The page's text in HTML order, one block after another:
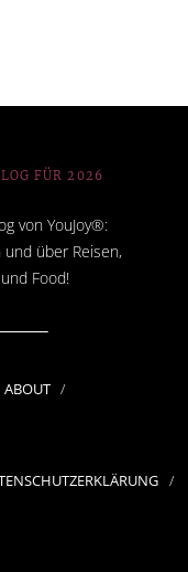
FÜR 2026
von YouJoy®:
über Reisen,
Food!
ABOUT